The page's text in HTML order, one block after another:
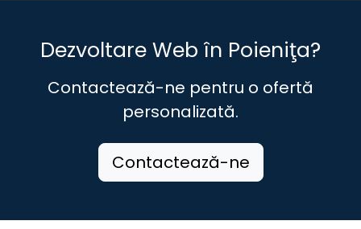
Dezvoltare Web în Poieniţa?
Contactează-ne pentru o ofertă
personalizată.
Contactează-ne